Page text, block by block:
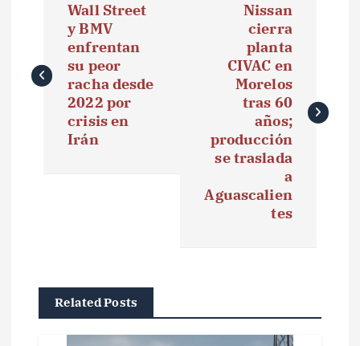
v
e
n
d
Wall Street
y BMV
enfrentan
su peor
racha desde
2022 por
crisis en
Irán
Nissan
cierra
planta
CIVAC en
Morelos
tras 60
años;
producción
se traslada
a
Aguascalien
tes
Related Posts